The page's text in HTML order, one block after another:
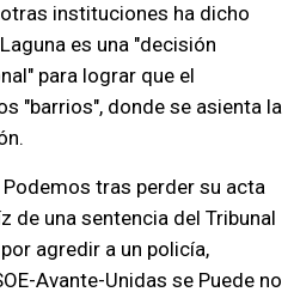
instituciones ha dicho
es una "decisión
para lograr que el
"barrios", donde se asienta la
tras perder su acta
de una sentencia del Tribunal
agredir a un policía,
Avante-Unidas se Puede no